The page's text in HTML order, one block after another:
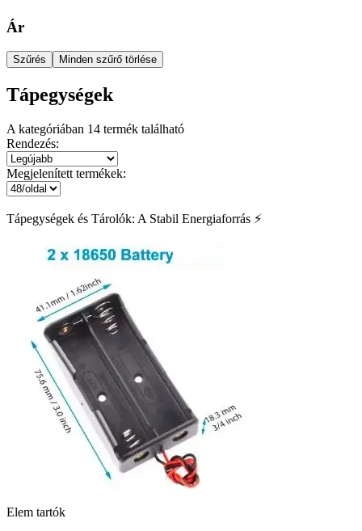
Ár
Szűrés Minden szűrő törlése
Tápegységek
A kategóriában 14 termék található
Rendezés:
Megjelenített termékek:
Tápegységek és Tárolók: A Stabil Energiaforrás ⚡
Elem tartók